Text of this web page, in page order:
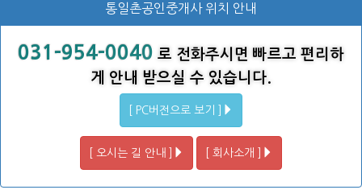
통일촌공인중개사 위치 안내
031-954-0040 로 전화주시면 빠르고 편리하
게 안내 받으실 수 있습니다.
[ PC버전으로 보기 ]
[ 오시는 길 안내 ] [ 회사소개 ]